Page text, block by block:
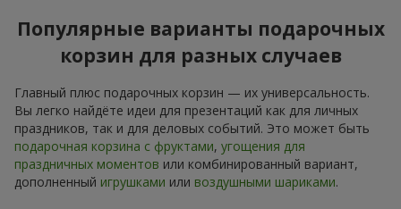
Популярные варианты подарочных
корзин для разных случаев
Главный плюс подарочных корзин — их универсальность.
Вы легко найдёте идеи для презентаций как для личных
праздников, так и для деловых событий. Это может быть
подарочная корзина с фруктами, угощения для
праздничных моментов или комбинированный вариант,
дополненный игрушками или воздушными шариками.